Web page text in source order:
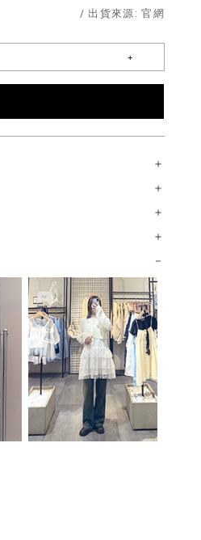
/ 出貨來源:官網